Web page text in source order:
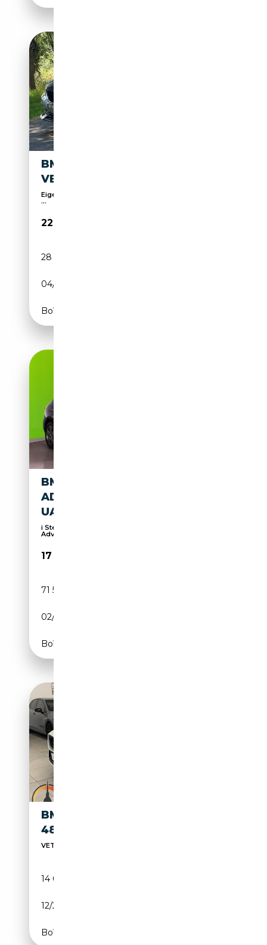
BMW 118
VERKOCHT,VENDU,SOLD
Eigen Atelier / Diagnose / Onderhoudsservice / 35
...
22 900€
28 075 km
04/2024
Boîte automatique
BMW 116 I STEPTRONIC
ADVANTAGE+LED+NAVI+VIRT
UAL+PDC
i Steptronic
Advantage+LED+NAVI+VIRTUAL+TEMPO
17 690€
71 548 km
02/2024
Boîte automatique
BMW 120 120
48V
VETTURE CERTIFICATE
14 000 km
12/2024
Boîte automatique